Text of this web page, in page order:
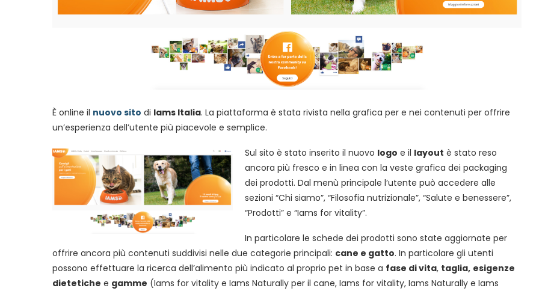
È online il nuovo sito di Iams Italia. La piattaforma è stata rivista nella grafica per e nei contenuti per offrire
un’esperienza dell’utente più piacevole e semplice.
Sul sito è stato inserito il nuovo logo e il layout è stato reso
ancora più fresco e in linea con la veste grafica dei packaging
dei prodotti. Dal menù principale l’utente può accedere alle
sezioni “Chi siamo”, “Filosofia nutrizionale”, “Salute e benessere”,
“Prodotti” e “Iams for vitality”.
In particolare le schede dei prodotti sono state aggiornate per
offrire ancora più contenuti suddivisi nelle due categorie principali: cane e gatto. In particolare gli utenti
possono effettuare la ricerca dell’alimento più indicato al proprio pet in base a fase di vita, taglia, esigenze
dietetiche e gamme (Iams for vitality e Iams Naturally per il cane, Iams for vitality, Iams Naturally e Iams